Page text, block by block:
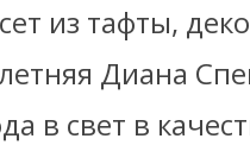
из тафты,
Диана
в свет в